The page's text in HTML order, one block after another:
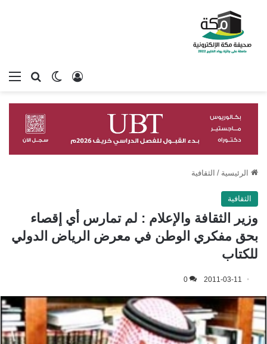
بحثالوضع
تسجيل الدخول
الرئيسية / الثقافية
الثقافية
وزير الثقافة والإعلام : لم تمارس أي إقصاء
بحق مفكري الوطن في معرض الرياض الدولي
للكتاب
2011-03-11
0